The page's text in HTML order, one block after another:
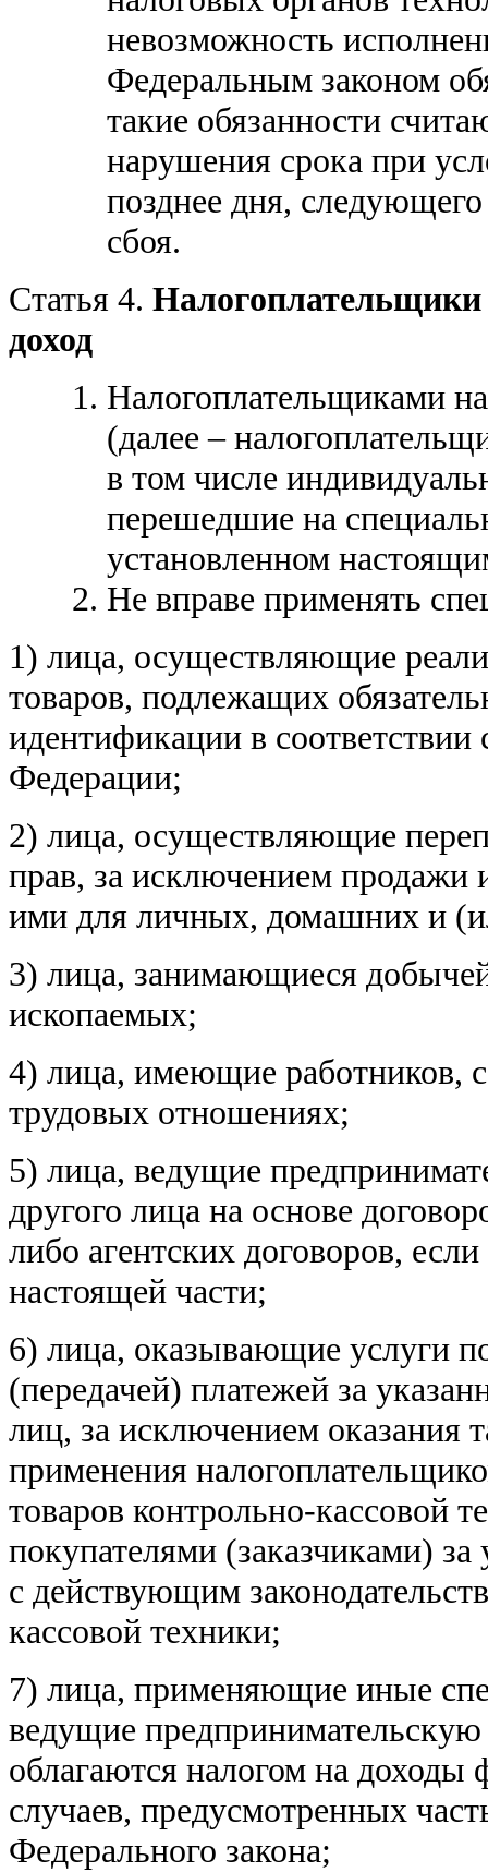
невозможность
Федеральным законом
такие обязанности
нарушения срока при
позднее дня,
сбоя.
Статья 4.
доход
Налогоплательщиками
(далее –
в том числе
перешедшие на
установленном
Не вправе применять
1) лица, осуществляющие
товаров, подлежащих
идентификации в соответствии
Федерации;
2) лица, осуществляющие
прав, за исключением продажи
ими для личных, домашних и
3) лица, занимающиеся
ископаемых;
4) лица, имеющие работников,
трудовых отношениях;
5) лица, ведущие
другого лица на основе
либо агентских договоров,
настоящей части;
6) лица, оказывающие услуги
(передачей) платежей за
лиц, за исключением оказания
применения
товаров контрольно-кассовой
покупателями (заказчиками)
с действующим
кассовой техники;
7) лица, применяющие иные
ведущие предпринимательскую
облагаются налогом на
случаев, предусмотренных
Федерального закона;